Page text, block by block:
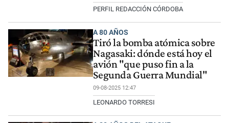
PERFIL REDACCIÓN CÓRDOBA
A 80 AÑOS
Tiró la bomba atómica sobre
Nagasaki: dónde está hoy el
avión "que puso fin a la
Segunda Guerra Mundial"
09-08-2025 12:47
LEONARDO TORRESI